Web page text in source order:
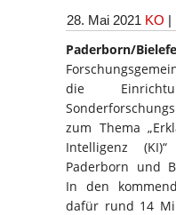
28. Mai 2021 KO |
Paderborn/
die
zum Thema
Intelligenz
Paderborn und
In den
dafür rund 14